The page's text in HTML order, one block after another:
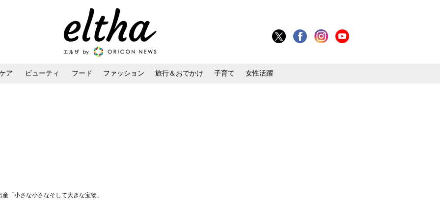
ア ビューティ フード ファッション 旅行＆おでかけ 子育て 女性活躍
「小さな小さなそして大きな宝物」